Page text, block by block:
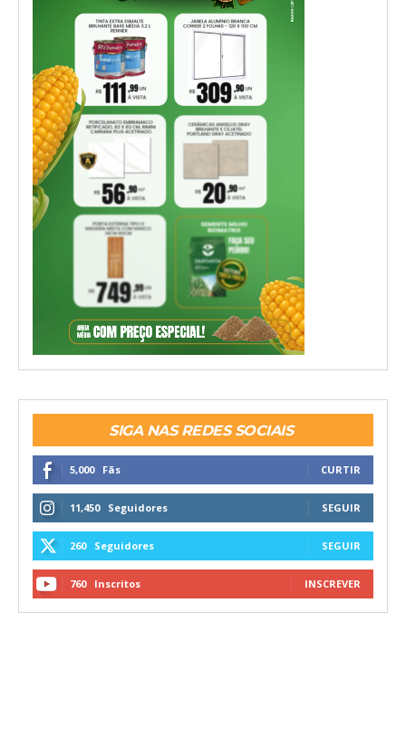
SIGA NAS REDES SOCIAIS
5,000 Fãs CURTIR
11,450 Seguidores SEGUIR
260 Seguidores SEGUIR
760 Inscritos INSCREVER